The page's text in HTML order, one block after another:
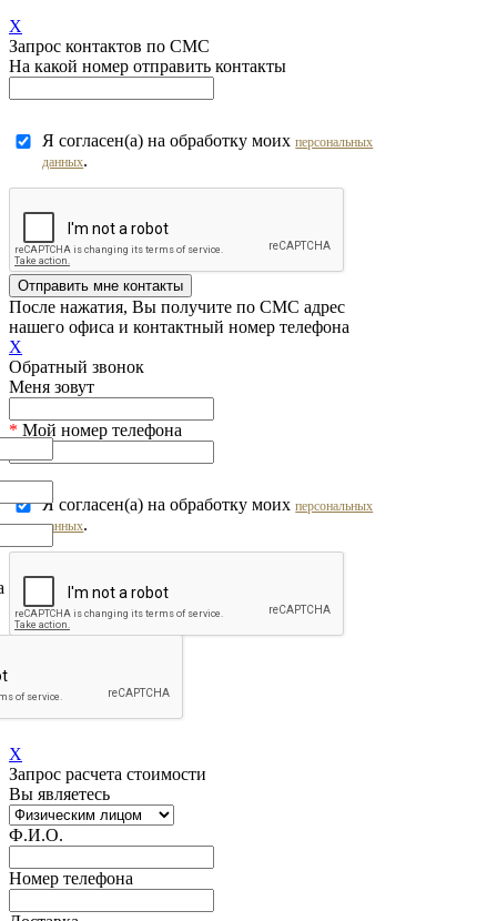
X
Запрос контактов по СМС
На какой номер отправить контакты
Я согласен(а) на обработку моихперсональных
данных.
Отправить мне контакты
После нажатия, Вы получите по СМС адрес
нашего офиса и контактный номер телефона
X
Обратный звонок
Меня зовут
* Мой номер телефона
Я согласен(а) на обработку моихперсональных
данных.
обработку моихперсональных
X
Запрос расчета стоимости
Вы являетесь
Ф.И.О.
Номер телефона